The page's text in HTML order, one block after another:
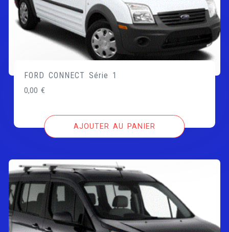
FORD CONNECT Série 1
0,00€
AJOUTER AU PANIER